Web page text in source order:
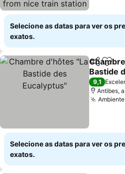
pas
Selecione as datas para ver os
exatos.
Partilhar
Bastide
Ver
9,1
Antibes,
Selecione as datas para ver os
exatos.